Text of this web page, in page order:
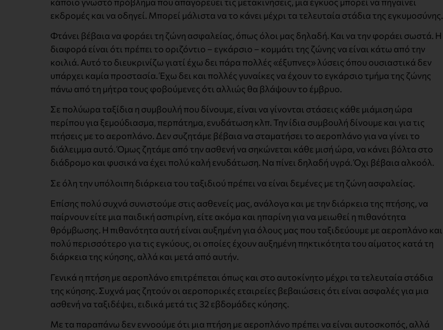
εκδρομές και να οδηγεί. Μπορεί μάλιστα να το κάνει μέχρι τα τελευταία στάδια της εγκυμοσύνης.
Φτάνει βέβαια να φοράει τη ζώνη ασφαλείας, όπως όλοι μας δηλαδή. Και να την φοράει σωστά. Η
διαφορά είναι ότι πρέπει το οριζόντιο – εγκάρσιο – κομμάτι της ζώνης να είναι κάτω από την
κοιλιά. Αυτό το διευκρινίζω γιατί έχω δει πάρα πολλές «έξυπνες» λύσεις όπου ουσιαστικά δεν
υπάρχει καμία προστασία. Έχω δει και πολλές γυναίκες να έχουν το εγκάρσιο τμήμα της ζώνης
πάνω από τη μήτρα τους φοβούμενες ότι αλλιώς θα βλάψουν το έμβρυο.
Σε πολύωρα ταξίδια η συμβουλή που δίνουμε, είναι να γίνονται στάσεις κάθε μιάμιση ώρα
περίπου για ξεμούδιασμα, περπάτημα, ενυδάτωση κλπ. Την ίδια συμβουλή δίνουμε και για τις
πτήσεις με το αεροπλάνο. Δεν συζητάμε βέβαια να σταματήσει το αεροπλάνο για να γίνει το
διάλειμμα αυτό. Όμως ζητάμε από την ασθενή να σηκώνεται κάθε μισή ώρα, να κάνει βόλτα στο
διάδρομο και φυσικά να έχει πολύ καλή ενυδάτωση. Να πίνει δηλαδή υγρά. Όχι βέβαια αλκοόλ.
Σε όλη την υπόλοιπη διάρκεια του ταξιδιού πρέπει να είναι δεμένες με τη ζώνη ασφαλείας.
Επίσης πολύ συχνά συνιστούμε στις ασθενείς μας, ανάλογα και με την διάρκεια της πτήσης, να
παίρνουν είτε μια παιδική ασπιρίνη, είτε ακόμα και ηπαρίνη για να μειωθεί η πιθανότητα
θρόμβωσης. Η πιθανότητα αυτή είναι αυξημένη για όλους μας που ταξιδεύουμε με αεροπλάνο και
πολύ περισσότερο για τις εγκύους, οι οποίες έχουν αυξημένη πηκτικότητα του αίματος κατά τη
διάρκεια της κύησης, αλλά και μετά από αυτήν.
Γενικά η πτήση με αεροπλάνο επιτρέπεται όπως και στο αυτοκίνητο μέχρι τα τελευταία στάδια
της κύησης. Συχνά μας ζητούν οι αεροπορικές εταιρείες βεβαιώσεις ότι είναι ασφαλές για μια
ασθενή να ταξιδέψει, ειδικά μετά τις 32 εβδομάδες κύησης.
Με τα παραπάνω δεν εννοούμε ότι μια πτήση με αεροπλάνο πρέπει να είναι αυτοσκοπός, αλλά